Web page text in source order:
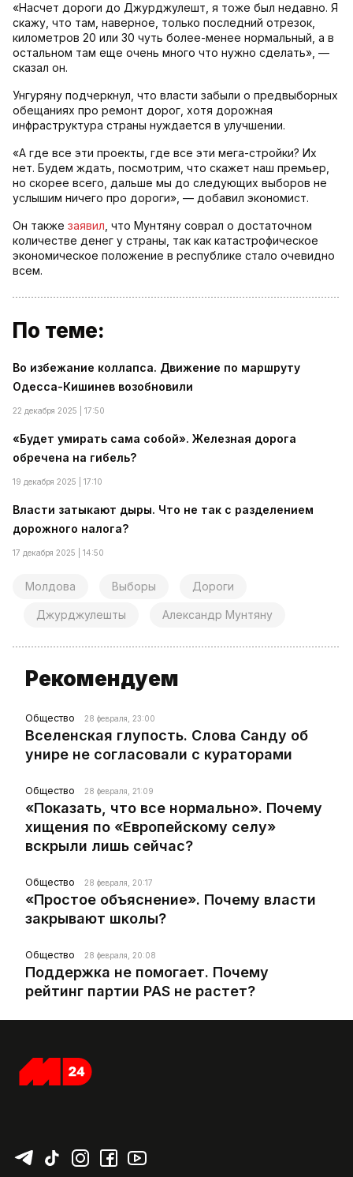
«Насчет дороги до Джурджулешт, я тоже был недавно. Я
скажу, что там, наверное, только последний отрезок,
километров 20 или 30 чуть более-менее нормальный, а в
остальном там еще очень много что нужно сделать», —
сказал он.
Унгуряну подчеркнул, что власти забыли о предвыборных
обещаниях про ремонт дорог, хотя дорожная
инфраструктура страны нуждается в улучшении.
«А где все эти проекты, где все эти мега-стройки? Их
нет. Будем ждать, посмотрим, что скажет наш премьер,
но скорее всего, дальше мы до следующих выборов не
услышим ничего про дороги», — добавил экономист.
Он также заявил , что Мунтяну соврал о достаточном
количестве денег у страны, так как катастрофическое
экономическое положение в республике стало очевидно
всем.
По теме:
Во избежание коллапса. Движение по маршруту
Одесса-Кишинев возобновили
22 декабря 2025 | 17:50
«Будет умирать сама собой». Железная дорога
обречена на гибель?
19 декабря 2025 | 17:10
Власти затыкают дыры. Что не так с разделением
дорожного налога?
17 декабря 2025 | 14:50
Молдова Выборы Дороги
Джурджулешты Александр Мунтяну
Рекомендуем
Общество 28 февраля, 23:00
Вселенская глупость. Слова Санду об
унире не согласовали с кураторами
Общество 28 февраля, 21:09
«Показать, что все нормально». Почему
хищения по «Европейскому селу»
вскрыли лишь сейчас?
Общество 28 февраля, 20:17
«Простое объяснение». Почему власти
закрывают школы?
Общество 28 февраля, 20:08
Поддержка не помогает. Почему
рейтинг партии PAS не растет?